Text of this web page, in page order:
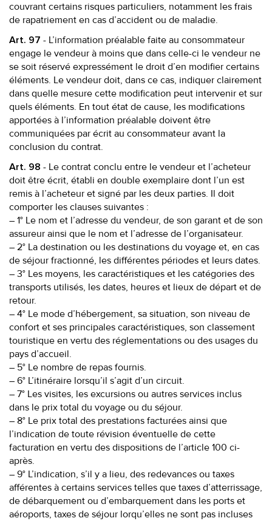
couvrant certains risques particuliers, notamment les frais
de rapatriement en cas d’accident ou de maladie.
Art. 97 - L’information préalable faite au consommateur
engage le vendeur à moins que dans celle-ci le vendeur ne
se soit réservé expressément le droit d’en modifier certains
éléments. Le vendeur doit, dans ce cas, indiquer clairement
dans quelle mesure cette modification peut intervenir et sur
quels éléments. En tout état de cause, les modifications
apportées à l’information préalable doivent être
communiquées par écrit au consommateur avant la
conclusion du contrat.
Art. 98 - Le contrat conclu entre le vendeur et l’acheteur
doit être écrit, établi en double exemplaire dont l’un est
remis à l’acheteur et signé par les deux parties. Il doit
comporter les clauses suivantes :
– 1° Le nom et l’adresse du vendeur, de son garant et de son
assureur ainsi que le nom et l’adresse de l’organisateur.
– 2° La destination ou les destinations du voyage et, en cas
de séjour fractionné, les différentes périodes et leurs dates.
– 3° Les moyens, les caractéristiques et les catégories des
transports utilisés, les dates, heures et lieux de départ et de
retour.
– 4° Le mode d’hébergement, sa situation, son niveau de
confort et ses principales caractéristiques, son classement
touristique en vertu des réglementations ou des usages du
pays d’accueil.
– 5° Le nombre de repas fournis.
– 6° L’itinéraire lorsqu’il s’agit d’un circuit.
– 7° Les visites, les excursions ou autres services inclus
dans le prix total du voyage ou du séjour.
– 8° Le prix total des prestations facturées ainsi que
l’indication de toute révision éventuelle de cette
facturation en vertu des dispositions de l’article 100 ci-
après.
– 9° L’indication, s’il y a lieu, des redevances ou taxes
afférentes à certains services telles que taxes d’atterrissage,
de débarquement ou d’embarquement dans les ports et
aéroports, taxes de séjour lorqu’elles ne sont pas incluses